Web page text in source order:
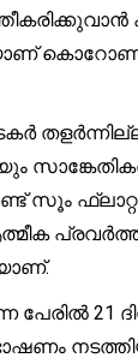
സൂം
പേരിൽ 21